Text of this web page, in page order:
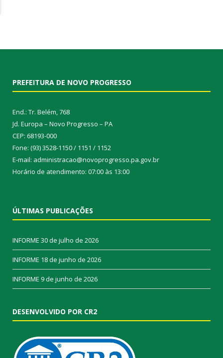
PREFEITURA DE NOVO PROGRESSO
End.: Tr. Belém, 768
Jd. Europa – Novo Progresso – PA
CEP: 68193-000
Fone: (93) 3528-1150 / 1151 / 1152
E-mail: administracao@novoprogresso.pa.gov.br
Horário de atendimento: 07:00 às 13:00
ÚLTIMAS PUBLICAÇÕES
INFORME 30 de julho de 2026
INFORME 18 de junho de 2026
INFORME 9 de junho de 2026
DESENVOLVIDO POR CR2